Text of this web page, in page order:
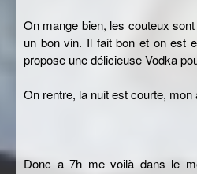
On mange bien, les couteux
un bon vin. Il fait bon et on est
propose une délicieuse Vodka
On rentre, la nuit est courte, mon
Donc a 7h me voilà dans le